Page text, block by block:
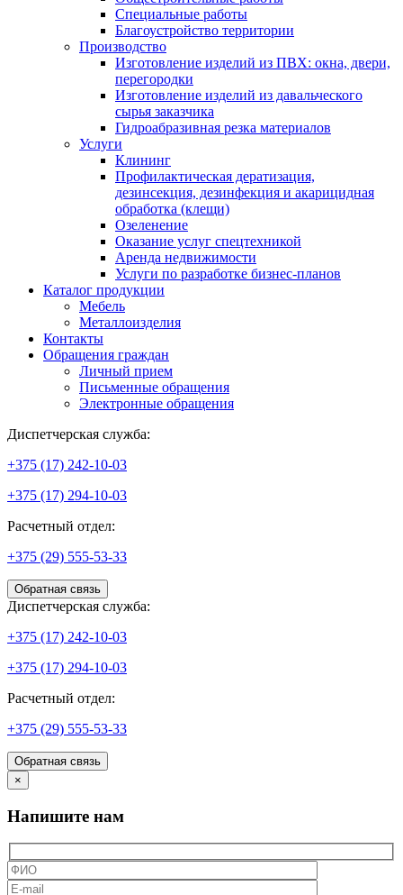
Специальные работы
Благоустройство территории
Производство
Изготовление изделий из ПВХ: окна, двери,
перегородки
Изготовление изделий из давальческого
сырья заказчика
Гидроабразивная резка материалов
Услуги
Клининг
Профилактическая дератизация,
дезинсекция, дезинфекция и акарицидная
обработка (клещи)
Озеленение
Оказание услуг спецтехникой
Аренда недвижимости
Услуги по разработке бизнес-планов
Каталог продукции
Мебель
Металлоизделия
Контакты
Обращения граждан
Личный прием
Письменные обращения
Электронные обращения
Диспетчерская служба:
+375 (17) 242-10-03
+375 (17) 294-10-03
Расчетный отдел:
+375 (29) 555-53-33
Обратная связь
Диспетчерская служба:
+375 (17) 242-10-03
+375 (17) 294-10-03
Расчетный отдел:
+375 (29) 555-53-33
Обратная связь
×
Напишите нам